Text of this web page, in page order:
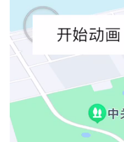
animationIndex
);
/// 构造动态轨迹
_traceOverlay =
coordinates
coords
true